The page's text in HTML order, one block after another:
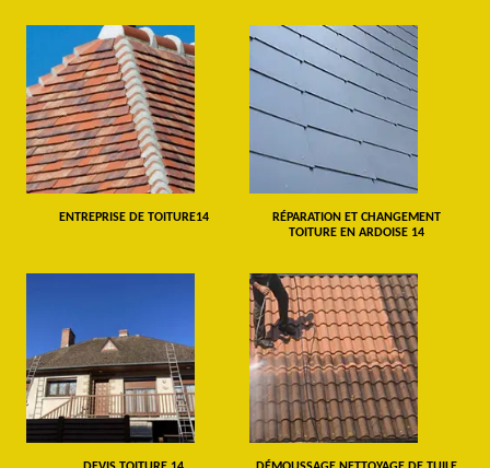
ENTREPRISE DE TOITURE14
RÉPARATION ET CHANGEMENT
TOITURE EN ARDOISE 14